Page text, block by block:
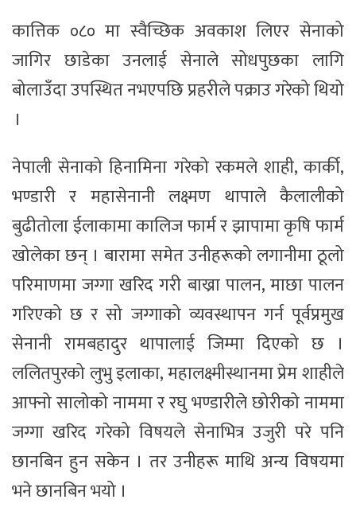
कात्तिक ०८० मा स्वैच्छिक अवकाश लिएर सेनाको
जागिर छाडेका उनलाई सेनाले सोधपुछका लागि
बोलाउँदा उपस्थित नभएपछि प्रहरीले पक्राउ गरेको थियो
।
नेपाली सेनाको हिनामिना गरेको रकमले शाही, कार्की,
भण्डारी र महासेनानी लक्ष्मण थापाले कैलालीको
बुढीतोला ईलाकामा कालिज फार्म र झापामा कृषि फार्म
खोलेका छन् । बारामा समेत उनीहरूको लगानीमा ठूलो
परिमाणमा जग्गा खरिद गरी बाख्रा पालन, माछा पालन
गरिएको छ र सो जग्गाको व्यवस्थापन गर्न पूर्वप्रमुख
सेनानी रामबहादुर थापालाई जिम्मा दिएको छ ।
ललितपुरको लुभु इलाका, महालक्ष्मीस्थानमा प्रेम शाहीले
आफ्नो सालोको नाममा र रघु भण्डारीले छोरीको नाममा
जग्गा खरिद गरेको विषयले सेनाभित्र उजुरी परे पनि
छानबिन हुन सकेन । तर उनीहरू माथि अन्य विषयमा
भने छानबिन भयो ।